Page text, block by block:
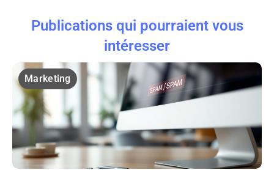
Publications qui pourraient vous
intéresser
Marketing